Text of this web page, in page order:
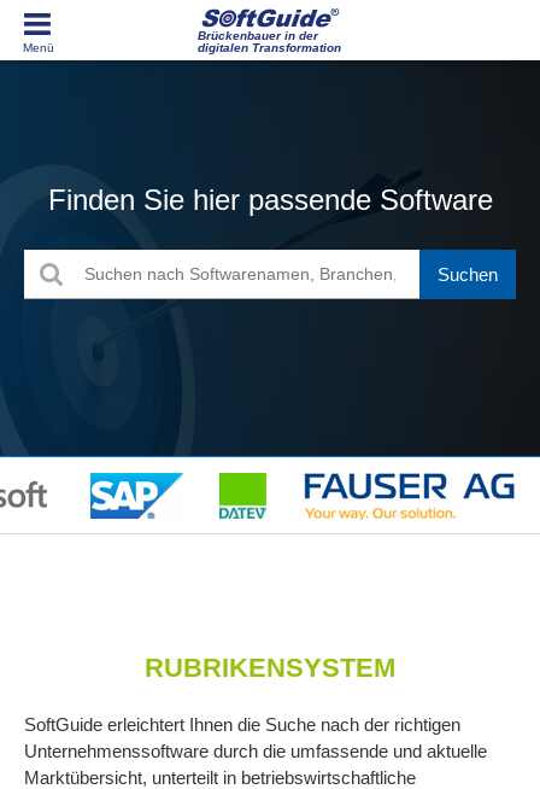
Brückenbauer in der
digitalen Transformation
Finden Sie hier passende Software
RUBRIKENSYSTEM
SoftGuide erleichtert Ihnen die Suche nach der richtigen
Unternehmenssoftware durch die umfassende und aktuelle
Marktübersicht, unterteilt in betriebswirtschaftliche